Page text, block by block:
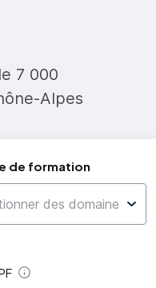
7 000
Alpes
de formation
Aide